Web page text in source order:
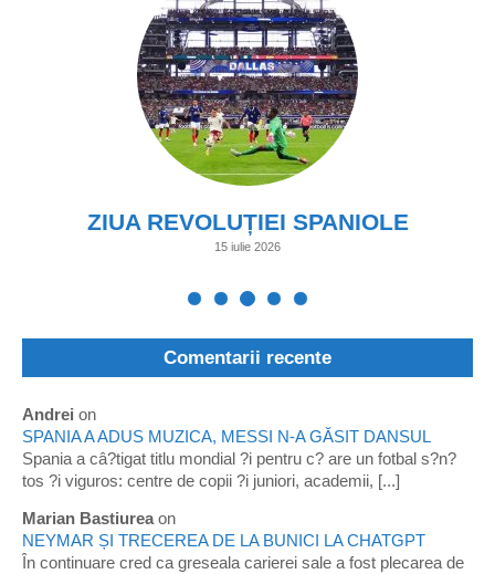
ZIUA REVOLUȚIEI SPANIOLE
15 iulie 2026
Comentarii recente
Andrei on
SPANIA A ADUS MUZICA, MESSI N-A GĂSIT DANSUL
Spania a câ?tigat titlu mondial ?i pentru c? are un fotbal s?n?
tos ?i viguros: centre de copii ?i juniori, academii, [...]
Marian Bastiurea on
NEYMAR ȘI TRECEREA DE LA BUNICI LA CHATGPT
În continuare cred ca greseala carierei sale a fost plecarea de